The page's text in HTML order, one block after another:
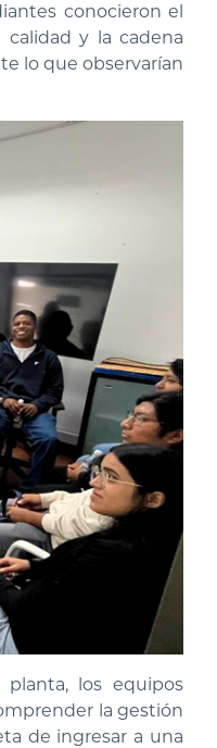
conocieron el
y la cadena
lo que observarían
los equipos
la gestión
de ingresar a una